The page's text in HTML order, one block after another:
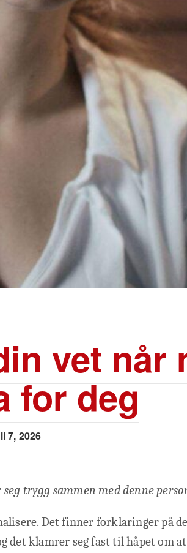
vet når
for deg
7, 2026
trygg sammen med denne
Det finner forklaringer på
det klamrer seg fast til håpet om